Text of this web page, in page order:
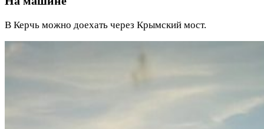
В Керчь можно доехать через Крымский мост.